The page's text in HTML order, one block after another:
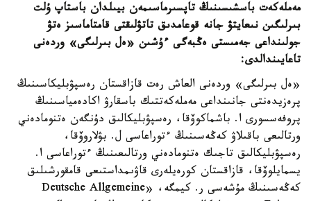
مەملەكەت باسشىسىنىڭ تاپسىرماسىمەن بيىلدان باستاپ ۇلت
بىرلىگىن نىعايتۋ جانە قوعامدىق تاتۋلىقتى قامتاماسىز ەتۋ
جولىنداعى جەمىستى ەڭبەگى ءۇشىن «ەل بىرلىگى» وردەنى
تاعايىندالدى:
«ەل بىرلىگى» وردەنى العاش رەت قازاقستان رەسپۋبليكاسىنىڭ
پرەزيدەنتى جانىنداعى مەملەكەتتىك باسقارۋ اكادەمياسىنىڭ
پروفەسسورى ا. باشماكوۆقا، رەسپۋبليكالىق دۇنگەن ەتنومادەني
ورتالىعى باقىلاۋ كەڭەسىنىڭ ءتوراعاسى ل. بۋلاروۆقا،
رەسپۋبليكالىق تاجىك ەتنومادەني ورتالىعىنىڭ ءتوراعاسى ا.
يسمايلوۆقا، قازاقستان كورەيلەرى قاۋىمداستىعى قامقورشىلىق
كەڭەسىنىڭ مۇشەسى ر. كيمگە، «Deutsche Allgemeine